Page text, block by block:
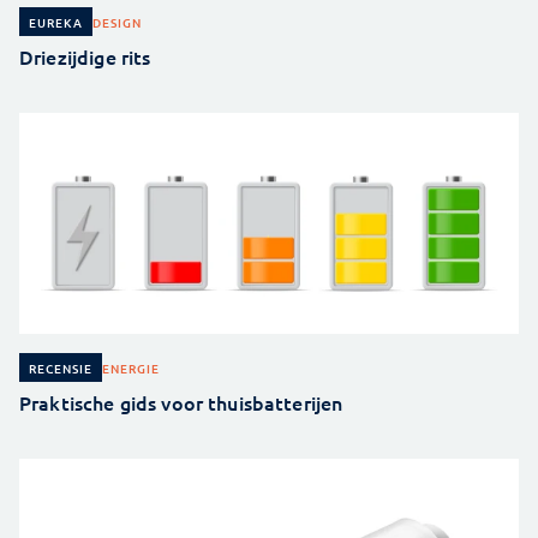
EUREKA DESIGN
Driezijdige rits
RECENSIE ENERGIE
Praktische gids voor thuisbatterijen